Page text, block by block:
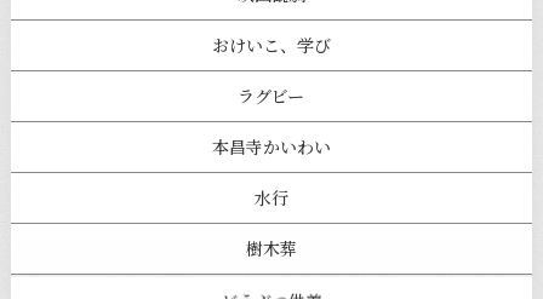
おけいこ、学び
ラグビー
本昌寺かいわい
水行
樹木葬